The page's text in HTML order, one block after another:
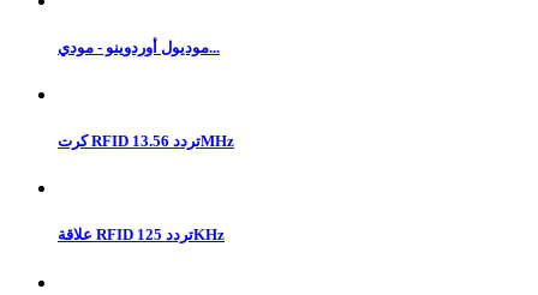
موديول أوردوينو - مودي...
كرت RFID تردد 13.56MHz
علاقة RFID تردد 125KHz